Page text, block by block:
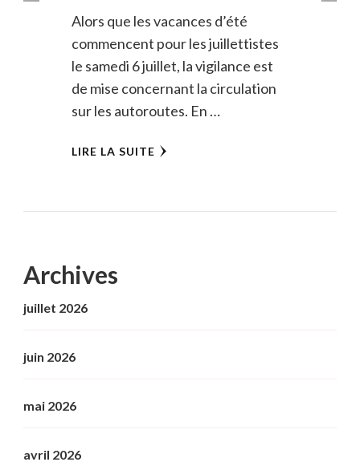
Alors que les vacances d’été
commencent pour les juillettistes
le samedi 6 juillet, la vigilance est
de mise concernant la circulation
sur les autoroutes. En …
LIRE LA SUITE
Archives
juillet 2026
juin 2026
mai 2026
avril 2026